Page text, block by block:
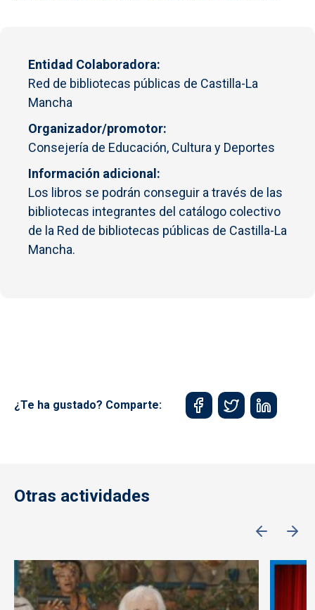
Entidad Colaboradora
Red de bibliotecas públicas de Castilla-La
Mancha
Organizador/promotor
Consejería de Educación, Cultura y Deportes
Información adicional
Los libros se podrán conseguir a través de las
bibliotecas integrantes del catálogo colectivo
de la Red de bibliotecas públicas de Castilla-La
Mancha.
¿Te ha gustado? Comparte:
Otras actividades